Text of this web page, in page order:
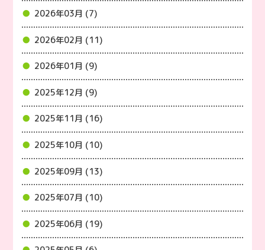
2026年03月 (7)
2026年02月 (11)
2026年01月 (9)
2025年12月 (9)
2025年11月 (16)
2025年10月 (10)
2025年09月 (13)
2025年07月 (10)
2025年06月 (19)